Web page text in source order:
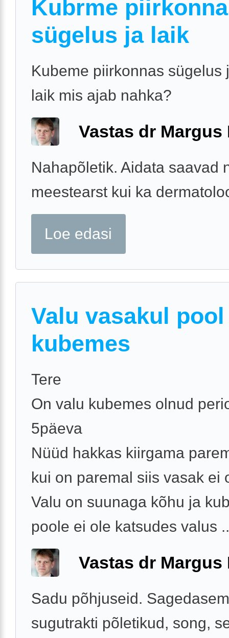
Kubrme
sügelus ja laik
Kubeme piirkonnas sügelus
laik mis ajab nahka?
Vastas dr Margus
Nahapõletik. Aidata saavad
meestearst kui ka
Loe edasi
Valu vasakul pool
kubemes
Tere
On valu kubemes olnud
5päeva
Nüüd hakkas kiirgama
kui on paremal siis vasak ei
Valu on suunaga kõhu ja
poole ei ole katsudes valus
Vastas dr Margus
Sadu põhjuseid.
sugutrakti põletikud, song,